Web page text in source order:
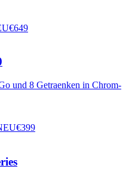
€649
und 8 Getraenken in Chrom-
€399